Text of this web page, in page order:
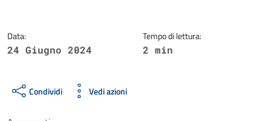
Data:
24 Giugno 2024
Tempo di lettura:
2 min
Condividi Vedi azioni